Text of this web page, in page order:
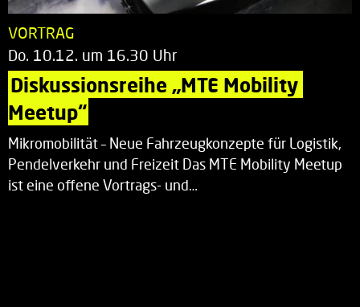
VORTRAG
Do. 10.12. um 16.30 Uhr
Diskussionsreihe „MTE Mobility
Meetup“
Mikromobilität – Neue Fahrzeugkonzepte für Logistik,
Pendelverkehr und Freizeit Das MTE Mobility Meetup
ist eine offene Vortrags- und…